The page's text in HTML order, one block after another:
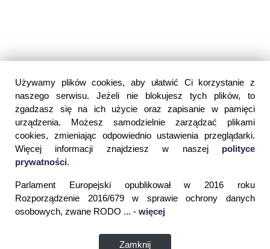
Używamy plików cookies, aby ułatwić Ci korzystanie z
naszego serwisu. Jeżeli nie blokujesz tych plików, to
zgadzasz się na ich użycie oraz zapisanie w pamięci
urządzenia. Możesz samodzielnie zarządzać plikami
cookies, zmieniając odpowiednio ustawienia przeglądarki.
Więcej informacji znajdziesz w naszej polityce
prywatności.
Parlament Europejski opublikował w 2016 roku
Rozporządzenie 2016/679 w sprawie ochrony danych
osobowych, zwane RODO ... - więcej
Zamknij